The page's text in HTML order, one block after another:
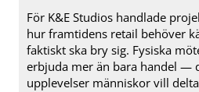
För K&E Studios handlade
hur framtidens retail behöver
faktiskt ska bry sig. Fysiska
erbjuda mer än bara handel —
upplevelser människor vill